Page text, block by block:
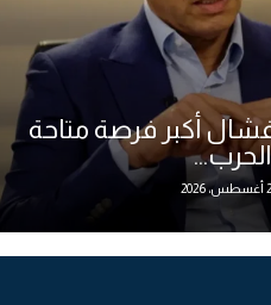
أكبر فرصة متاحة
2 أغسطس، 2026